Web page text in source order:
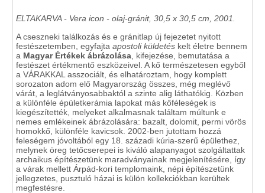
ELTAKARVA - Vera icon - olaj-gránit, 30,5 x 30,5 cm, 2001.
A cseszneki találkozás és e gránitlap új fejezetet nyitott
festészetemben, egyfajta apostoli küldetés kelt életre bennem
a Magyar Értékek ábrázolása , kifejezése, bemutatása a
festészet értékmentő eszközeivel. A kő természetesen egyből
a VÁRAKKAL asszociált, és elhatároztam, hogy komplett
sorozaton adom elő Magyarország összes, még meglévő
várát, a leglátványosabbaktól a szinte alig láthatókig. Közben
a különféle épületkerámia lapokat más kőféleségek is
kiegészítették, melyeket alkalmasnak találtam múltunk e
nemes emlékeinek ábrázolására: bazalt, dolomit, permi vörös
homokkő, különféle kavicsok. 2002-ben jutottam hozzá
feleségem jóvoltából egy 18. századi kúria-szerű épülethez,
melynek öreg tetőcserepei is kiváló alapanyagot szolgáltattak
archaikus építészetünk maradványainak megjelenítésére, így
a várak mellett Árpád-kori templomaink, népi építészetünk
jellegzetes, pusztuló házai is külön kollekciókban kerültek
megfestésre.